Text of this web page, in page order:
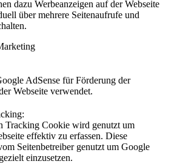
dazu Werbeanzeigen auf der Webseite
über mehrere Seitenaufrufe und
AdSense für Förderung der
Webseite verwendet.
Tracking Cookie wird genutzt um
effektiv zu erfassen. Diese
Seitenbetreiber genutzt um Google
einzusetzen.